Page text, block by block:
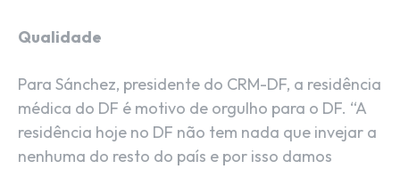
Qualidade
Para Sánchez, presidente do CRM-DF, a residência
médica do DF é motivo de orgulho para o DF. “A
residência hoje no DF não tem nada que invejar a
nenhuma do resto do país e por isso damos